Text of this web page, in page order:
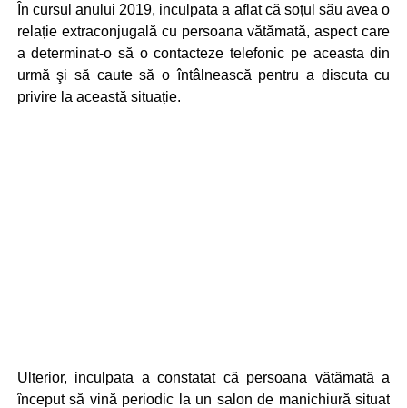
În cursul anului 2019, inculpata a aflat că soțul său avea o
relație extraconjugală cu persoana vătămată, aspect care
a determinat-o să o contacteze telefonic pe aceasta din
urmă şi să caute să o întâlnească pentru a discuta cu
privire la această situație.
Ulterior, inculpata a constatat că persoana vătămată a
început să vină periodic la un salon de manichiură situat